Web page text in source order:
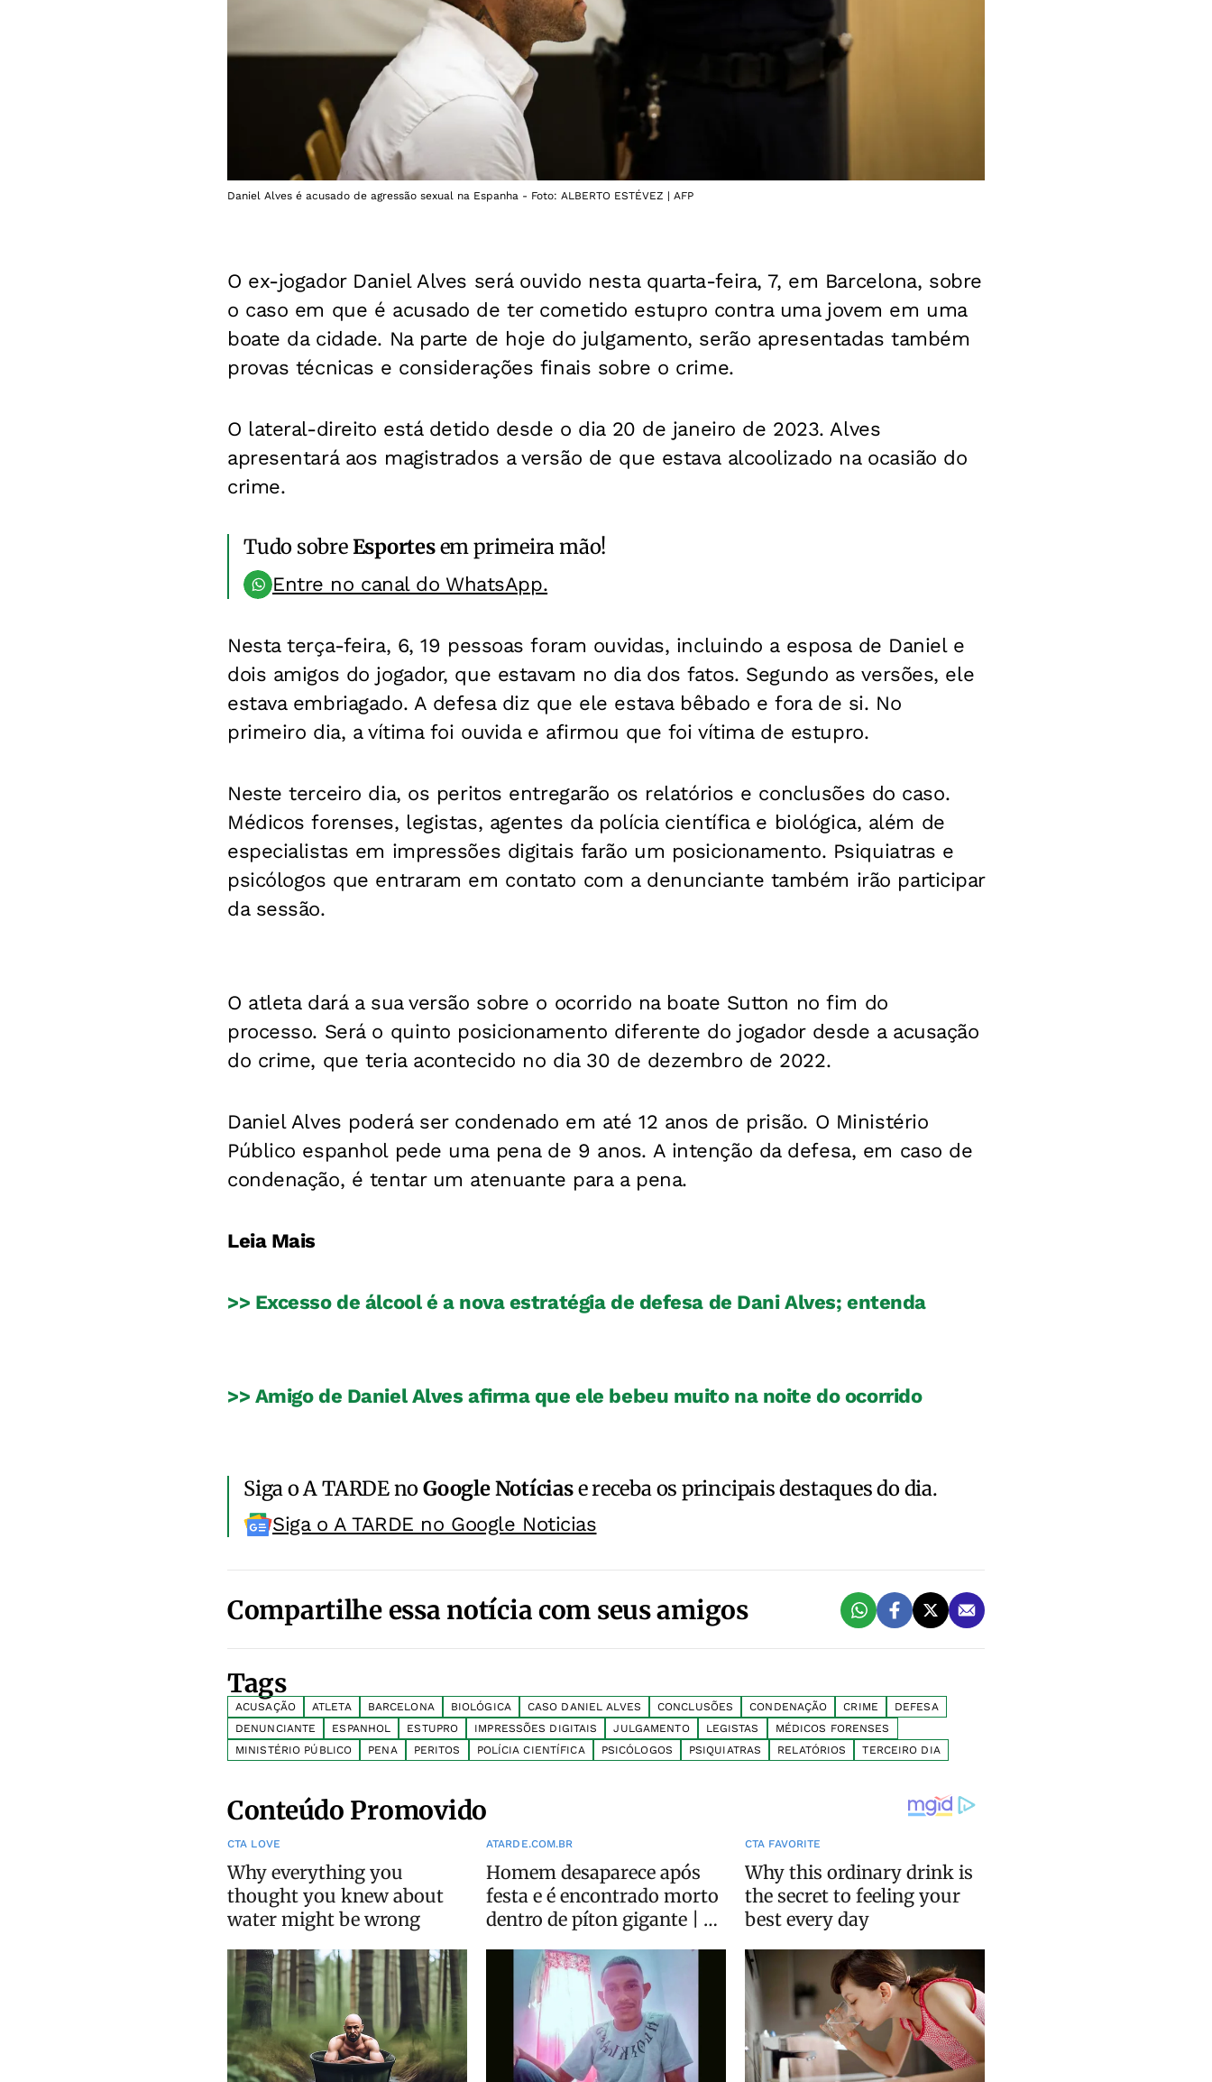
Daniel Alves é acusado de agressão sexual na Espanha - Foto: ALBERTO ESTÉVEZ | AFP
O ex-jogador Daniel Alves será ouvido nesta quarta-feira, 7, em Barcelona, sobre
o caso em que é acusado de ter cometido estupro contra uma jovem em uma
boate da cidade. Na parte de hoje do julgamento, serão apresentadas também
provas técnicas e considerações finais sobre o crime.
O lateral-direito está detido desde o dia 20 de janeiro de 2023. Alves
apresentará aos magistrados a versão de que estava alcoolizado na ocasião do
crime.
Tudo sobreEsportesem primeira mão!
Entre no canal do WhatsApp.
Nesta terça-feira, 6, 19 pessoas foram ouvidas, incluindo a esposa de Daniel e
dois amigos do jogador, que estavam no dia dos fatos. Segundo as versões, ele
estava embriagado. A defesa diz que ele estava bêbado e fora de si. No
primeiro dia, a vítima foi ouvida e afirmou que foi vítima de estupro.
Neste terceiro dia, os peritos entregarão os relatórios e conclusões do caso.
Médicos forenses, legistas, agentes da polícia científica e biológica, além de
especialistas em impressões digitais farão um posicionamento. Psiquiatras e
psicólogos que entraram em contato com a denunciante também irão participar
da sessão.
O atleta dará a sua versão sobre o ocorrido na boate Sutton no fim do
processo. Será o quinto posicionamento diferente do jogador desde a acusação
do crime, que teria acontecido no dia 30 de dezembro de 2022.
Daniel Alves poderá ser condenado em até 12 anos de prisão. O Ministério
Público espanhol pede uma pena de 9 anos. A intenção da defesa, em caso de
condenação, é tentar um atenuante para a pena.
Leia Mais
>> Excesso de álcool é a nova estratégia de defesa de Dani Alves; entenda
>> Amigo de Daniel Alves afirma que ele bebeu muito na noite do ocorrido
Siga o A TARDE noGoogle Notíciase receba os principais destaques do dia.
Siga o A TARDE no Google Noticias
Compartilhe essa notícia com seus amigos
Tags
ACUSAÇÃO ATLETA BARCELONA BIOLÓGICA CASO DANIEL ALVES CONCLUSÕES CONDENAÇÃO CRIME
DEFESA
DENUNCIANTE
ESPANHOL ESTUPRO IMPRESSÕES DIGITAIS JULGAMENTO LEGISTAS
MÉDICOS FORENSES
MINISTÉRIO PÚBLICO
PENA PERITOS POLÍCIA CIENTÍFICA PSICÓLOGOS PSIQUIATRAS RELATÓRIOS TERCEIRO DIA